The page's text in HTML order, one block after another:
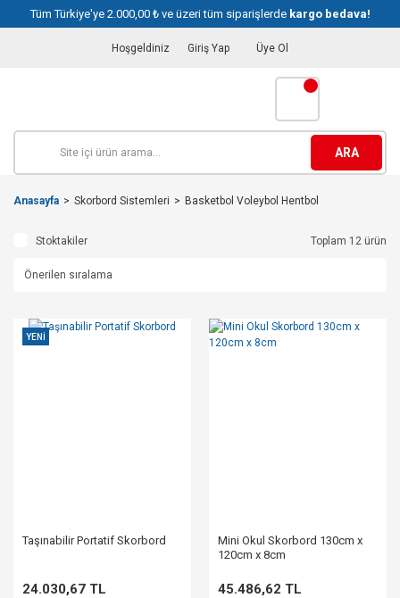
Tüm Türkiye'ye 2.000,00 ₺ ve üzeri tüm siparişlerde kargo bedava!
Hoşgeldiniz Giriş Yap Üye Ol
ARA
Anasayfa Skorbord Sistemleri Basketbol Voleybol Hentbol
Stoktakiler Toplam 12 ürün
YENİ
Taşınabilir Portatif Skorbord
24.030,67 TL
Mini Okul Skorbord 130cm x
120cm x 8cm
45.486,62 TL